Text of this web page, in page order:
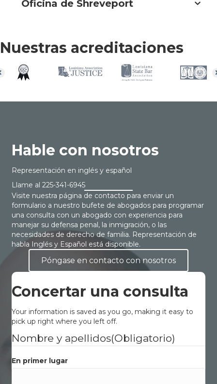
Oficina de Shreveport
Nuestras acreditaciones
Hable con nosotros
Representación en inglés y español
Llame al 225-341-6945
Visite nuestra página de contacto para enviar un
formulario a nuestro bufete de abogados para programar
una consulta con un abogado con experiencia para
manejar su defensa penal, la inmigración, o las
necesidades de derecho de familia. Representación de
habla Inglés y Español está disponible.
Póngase en contacto con nosotros
Concertar una consulta
Your information is saved as you go, making it easy to
pick up right where you left off.
Nombre y apellidos(Obligatorio)
En primer lugar